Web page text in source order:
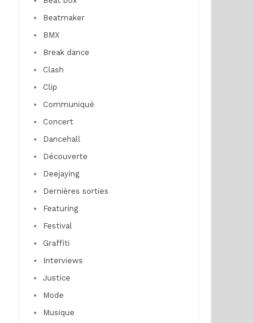
Beatmaker
BMX
Break dance
Clash
Clip
Communiqué
Concert
Dancehall
Découverte
Deejaying
Dernières sorties
Featuring
Festival
Graffiti
Interviews
Justice
Mode
Musique